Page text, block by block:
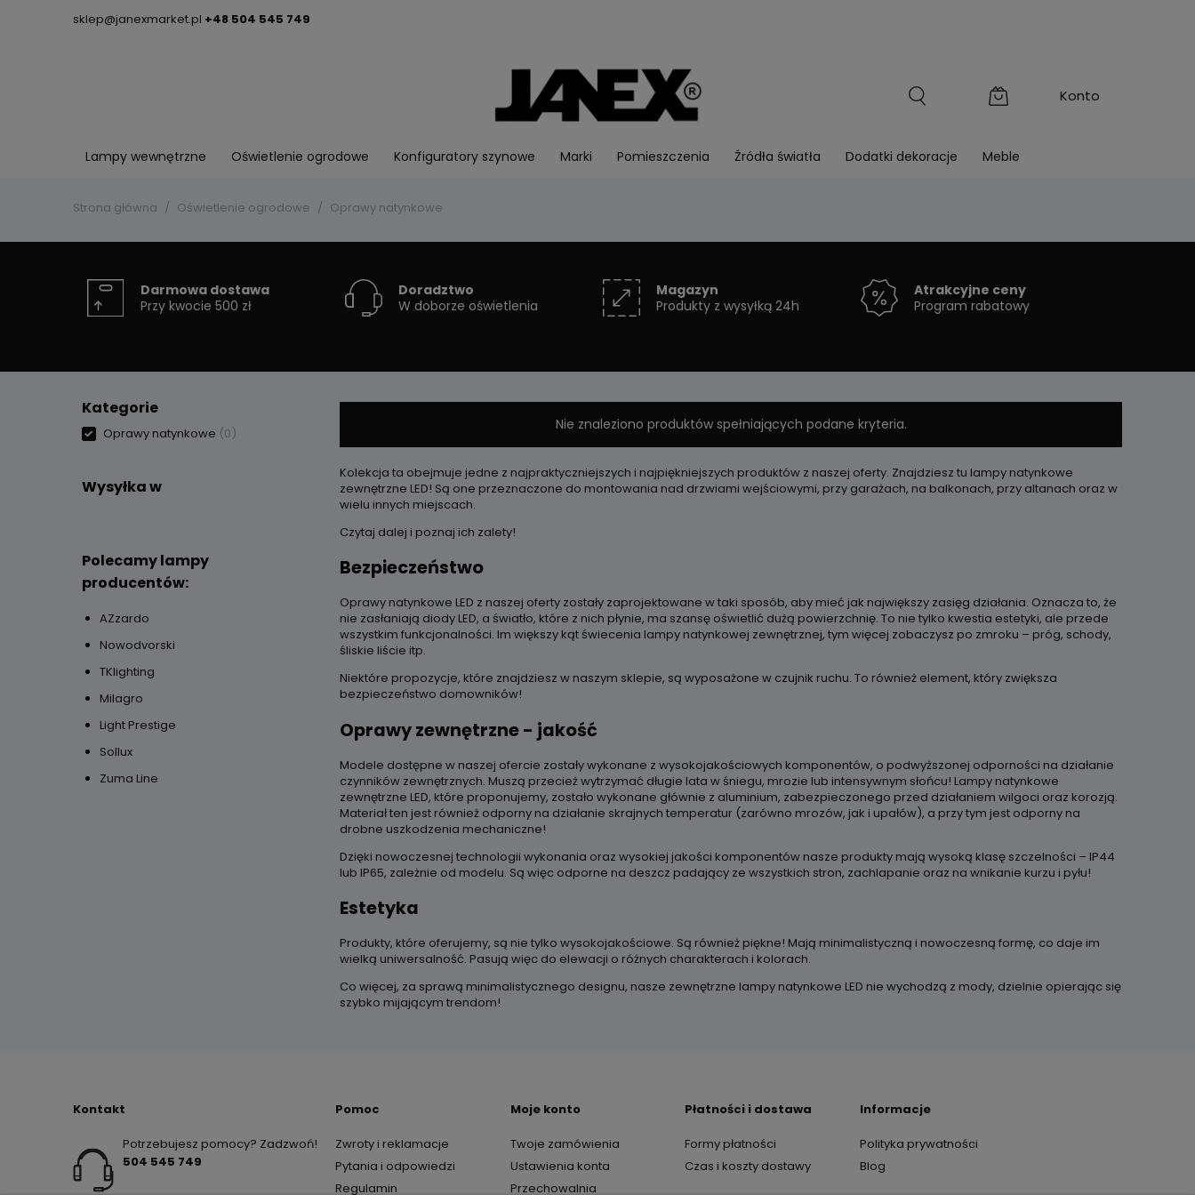
sklep@janexmarket.pl +48 504 545 749
Lampy wewnętrzne Oświetlenie ogrodowe Konfiguratory szynowe Marki Pomieszczenia Źródła światła Dodatki dekoracje Meble
Strona główna Oświetlenie ogrodowe Oprawy natynkowe
Darmowa dostawa
Przy kwocie 500 zł
Doradztwo
W doborze oświetlenia
Magazyn
Produkty z wysyłką 24h
Atrakcyjne ceny
Program rabatowy
Kategorie
Oprawy natynkowe (0)
Wysyłka w
Polecamy lampy
producentów:
AZzardo
Nowodvorski
TKlighting
Milagro
Light Prestige
Sollux
Zuma Line
Nie znaleziono produktów spełniających podane kryteria.
Kolekcja ta obejmuje jedne z najpraktyczniejszych i najpiękniejszych produktów z naszej oferty. Znajdziesz tu lampy natynkowe
zewnętrzne LED! Są one przeznaczone do montowania nad drzwiami wejściowymi, przy garażach, na balkonach, przy altanach oraz w
wielu innych miejscach.
Czytaj dalej i poznaj ich zalety!
Bezpieczeństwo
Oprawy natynkowe LED z naszej oferty zostały zaprojektowane w taki sposób, aby mieć jak największy zasięg działania. Oznacza to, że
nie zasłaniają diody LED, a światło, które z nich płynie, ma szansę oświetlić dużą powierzchnię. To nie tylko kwestia estetyki, ale przede
wszystkim funkcjonalności. Im większy kąt świecenia lampy natynkowej zewnętrznej, tym więcej zobaczysz po zmroku – próg, schody,
śliskie liście itp.
Niektóre propozycje, które znajdziesz w naszym sklepie, są wyposażone w czujnik ruchu. To również element, który zwiększa
bezpieczeństwo domowników!
Oprawy zewnętrzne - jakość
Modele dostępne w naszej ofercie zostały wykonane z wysokojakościowych komponentów, o podwyższonej odporności na działanie
czynników zewnętrznych. Muszą przecież wytrzymać długie lata w śniegu, mrozie lub intensywnym słońcu! Lampy natynkowe
zewnętrzne LED, które proponujemy, zostało wykonane głównie z aluminium, zabezpieczonego przed działaniem wilgoci oraz korozją.
Materiał ten jest również odporny na działanie skrajnych temperatur (zarówno mrozów, jak i upałów), a przy tym jest odporny na
drobne uszkodzenia mechaniczne!
Dzięki nowoczesnej technologii wykonania oraz wysokiej jakości komponentów nasze produkty mają wysoką klasę szczelności – IP44
lub IP65, zależnie od modelu. Są więc odporne na deszcz padający ze wszystkich stron, zachlapanie oraz na wnikanie kurzu i pyłu!
Estetyka
Produkty, które oferujemy, są nie tylko wysokojakościowe. Są również piękne! Mają minimalistyczną i nowoczesną formę, co daje im
wielką uniwersalność. Pasują więc do elewacji o różnych charakterach i kolorach.
Co więcej, za sprawą minimalistycznego designu, nasze zewnętrzne lampy natynkowe LED nie wychodzą z mody, dzielnie opierając się
szybko mijającym trendom!
Kontakt
Potrzebujesz pomocy? Zadzwoń!
504 545 749
Pomoc
Zwroty i reklamacje
Pytania i odpowiedzi
Regulamin
Moje konto
Twoje zamówienia
Ustawienia konta
Przechowalnia
Płatności i dostawa
Formy płatności
Czas i koszty dostawy
Informacje
Polityka prywatności
Blog